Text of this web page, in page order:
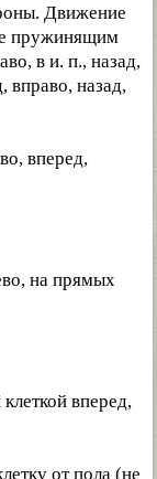
Движение
пружинящим
в и. п., назад,
вправо, назад,
вперед,
на прямых
вперед,
от пола (не